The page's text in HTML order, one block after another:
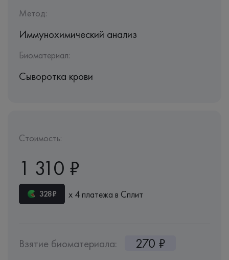
Метод:
Иммунохимический анализ
Биоматериал:
Сыворотка крови
Стоимость:
1 310 ₽
328₽ х 4 платежа в Сплит
Взятие биоматериала: 270 ₽